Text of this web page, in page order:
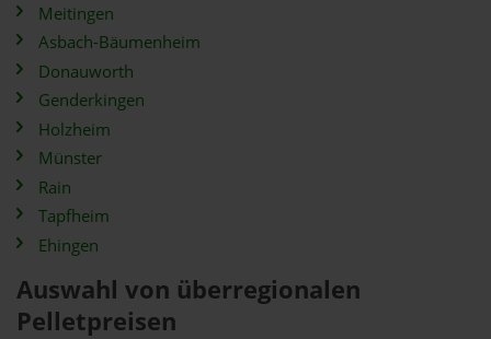
Meitingen
Asbach-Bäumenheim
Donauworth
Genderkingen
Holzheim
Münster
Rain
Tapfheim
Ehingen
Auswahl von überregionalen
Pelletpreisen